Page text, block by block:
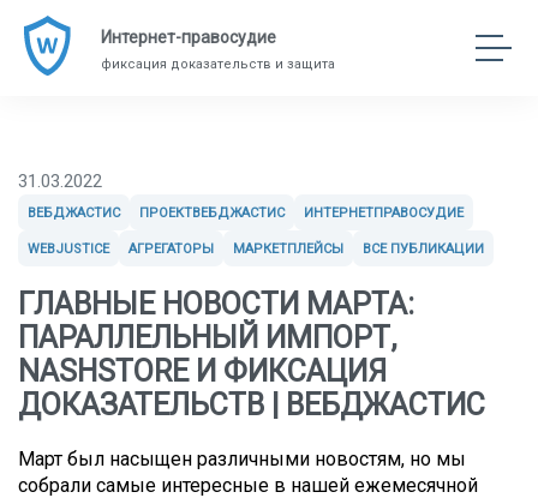
Интернет-правосудие
фиксация доказательств и защита
31.03.2022
ВЕБДЖАСТИС ПРОЕКТВЕБДЖАСТИС ИНТЕРНЕТПРАВОСУДИЕ
WEBJUSTICE АГРЕГАТОРЫ МАРКЕТПЛЕЙСЫ ВСЕ ПУБЛИКАЦИИ
ГЛАВНЫЕ НОВОСТИ МАРТА:
ПАРАЛЛЕЛЬНЫЙ ИМПОРТ,
NASHSTORE И ФИКСАЦИЯ
ДОКАЗАТЕЛЬСТВ | ВЕБДЖАСТИС
Март был насыщен различными новостям, но мы
собрали самые интересные в нашей ежемесячной